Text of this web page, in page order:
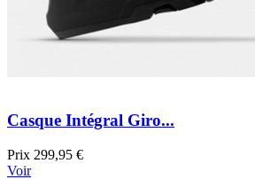
Casque Intégral Giro...
Prix 299,95 €
Voir